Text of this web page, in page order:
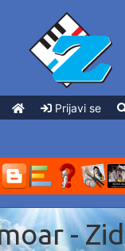
Prijavi se
- Zid